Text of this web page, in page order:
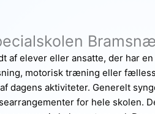
af elever eller ansatte, der har
motorisk træning eller
dagens aktiviteter. Generelt
for hele skolen.